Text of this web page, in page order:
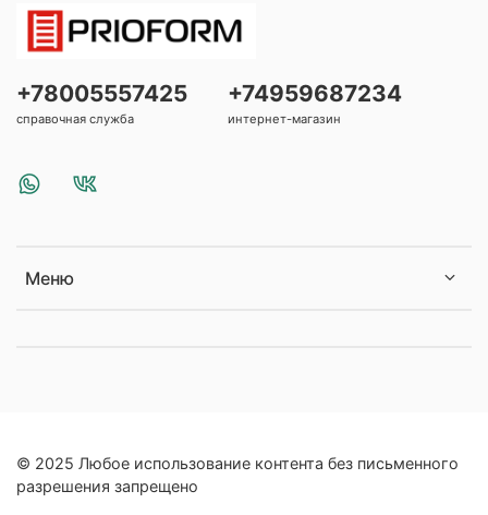
Меню
+78005557425
справочная служба
+74959687234
интернет-магазин
© 2025 Любое использование контента без письменного
разрешения запрещено